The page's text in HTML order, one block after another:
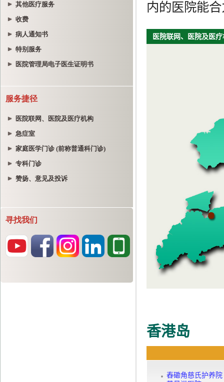
其他医疗服务
收费
病人通知书
特别服务
医院管理局电子医生证明书
服务捷径
医院联网、医院及医疗机构
急症室
家庭医学门诊 (前称普通科门诊)
专科门诊
赞扬、意见及投诉
寻找我们